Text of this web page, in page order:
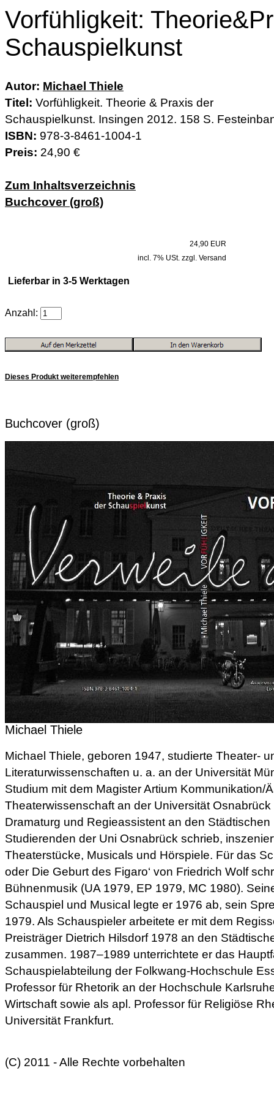
Vorfühligkeit:
Schauspielkunst
Autor: Michael Thiele
Titel: Vorfühligkeit. Theorie & Praxis der
Schauspielkunst. Insingen 2012. 158 S.
ISBN: 978-3-8461-1004-1
Preis: 24,90 €
Zum Inhaltsverzeichnis
Buchcover (groß)
24,90 EUR
incl. 7% USt. zzgl. Versand
Lieferbar in 3-5 Werktagen
Anzahl:
Dieses Produkt weiterempfehlen
Buchcover (groß)
Michael Thiele
Michael Thiele, geboren 1947, studierte Theater-
Literaturwissenschaften u. a. an der Universität
Studium mit dem Magister Artium Kommunikation/
Theaterwissenschaft an der Universität
Dramaturg und Regieassistent an den
Studierenden der Uni Osnabrück schrieb,
Theaterstücke, Musicals und Hörspiele. Für das
oder Die Geburt des Figaro‘ von Friedrich Wolf
Bühnenmusik (UA 1979, EP 1979, MC 1980).
Schauspiel und Musical legte er 1976 ab, sein
1979. Als Schauspieler arbeitete er mit dem
Preisträger Dietrich Hilsdorf 1978 an den
zusammen. 1987–1989 unterrichtete er das
Schauspielabteilung der Folkwang-Hochschule
Professor für Rhetorik an der Hochschule
Wirtschaft sowie als apl. Professor für Religiöse
Universität Frankfurt.
(C) 2011 - Alle Rechte vorbehalten